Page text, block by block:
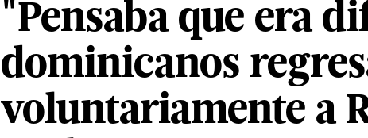
"Pensaba que era
dominicanos
voluntariamente a